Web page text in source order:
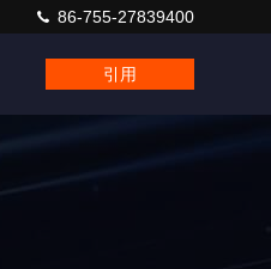
86-755-27839400
引用